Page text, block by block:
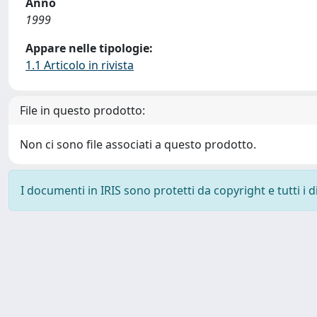
1999
Appare nelle tipologie:
1.1 Articolo in rivista
File in questo prodotto:
Non ci sono file associati a questo prodotto.
I documenti in IRIS sono protetti da copyright e tutti i